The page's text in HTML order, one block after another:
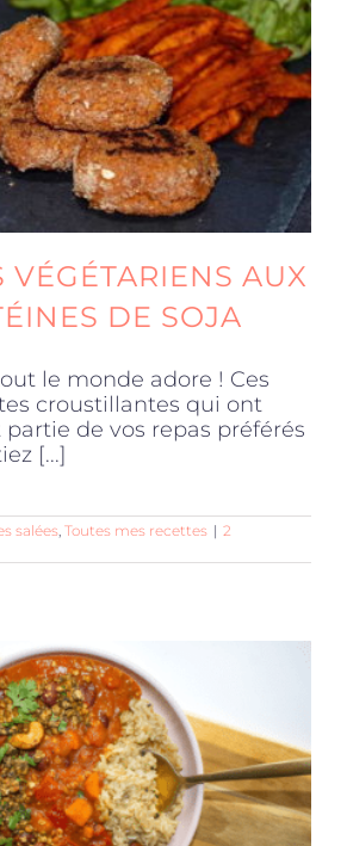
VÉGÉTARIENS AUX
DE SOJA
le monde adore ! Ces
croustillantes qui ont
de vos repas préférés
[...]
salées Toutes mes recettes | 2